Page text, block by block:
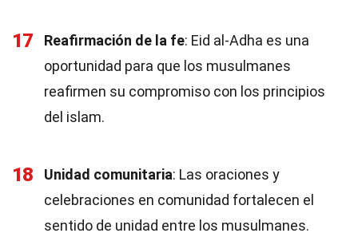
17 Reafirmación de la fe: Eid al-Adha es una
oportunidad para que los musulmanes
reafirmen su compromiso con los principios
del islam.
18 Unidad comunitaria: Las oraciones y
celebraciones en comunidad fortalecen el
sentido de unidad entre los musulmanes.